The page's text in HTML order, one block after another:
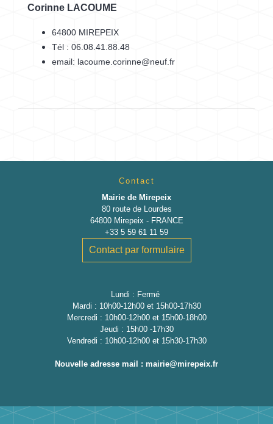
Corinne LACOUME
64800 MIREPEIX
Tél : 06.08.41.88.48
email: lacoume.corinne@neuf.fr
Contact
Mairie de Mirepeix
80 route de Lourdes
64800 Mirepeix - FRANCE
+33 5 59 61 11 59
Contact par formulaire
Lundi : Fermé
Mardi : 10h00-12h00 et 15h00-17h30
Mercredi : 10h00-12h00 et 15h00-18h00
Jeudi : 15h00 -17h30
Vendredi : 10h00-12h00 et 15h30-17h30
Nouvelle adresse mail : mairie@mirepeix.fr